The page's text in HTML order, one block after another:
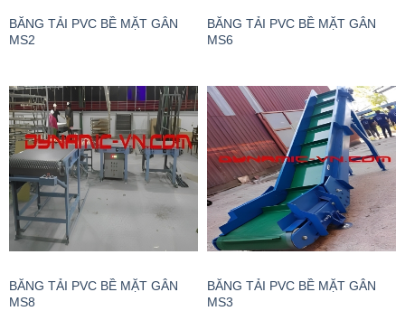
BĂNG TẢI PVC BỀ MẶT GÂN
MS2
BĂNG TẢI PVC BỀ MẶT GÂN
MS6
BĂNG TẢI PVC BỀ MẶT GÂN
MS8
BĂNG TẢI PVC BỀ MẶT GÂN
MS3